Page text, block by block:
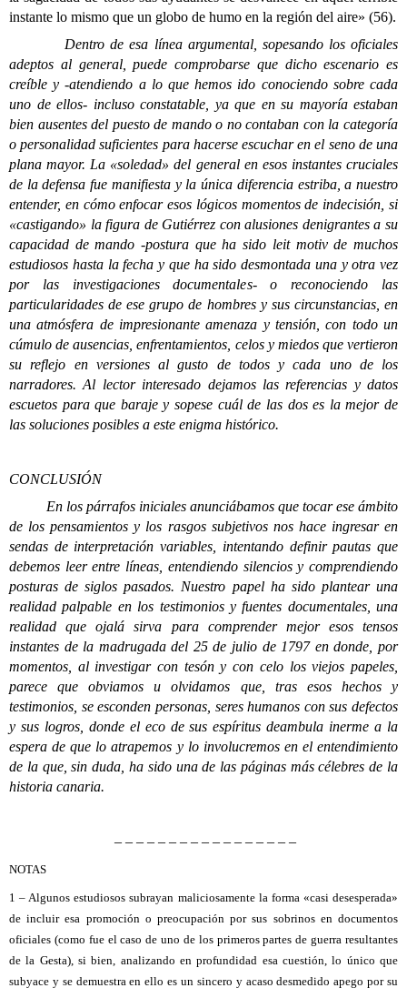
instante lo mismo que un globo de humo en la región del aire» (56).
Dentro de esa línea argumental, sopesando los oficiales
adeptos al general, puede comprobarse que dicho escenario es
creíble y -atendiendo a lo que hemos ido conociendo sobre cada
uno de ellos- incluso constatable, ya que en su mayoría estaban
bien ausentes del puesto de mando o no contaban con la categoría
o personalidad suficientes para hacerse escuchar en el seno de una
plana mayor. La «soledad» del general en esos instantes cruciales
de la defensa fue manifiesta y la única diferencia estriba, a nuestro
entender, en cómo enfocar esos lógicos momentos de indecisión, si
«castigando» la figura de Gutiérrez con alusiones denigrantes a su
capacidad de mando -postura que ha sido leit motiv de muchos
estudiosos hasta la fecha y que ha sido desmontada una y otra vez
por las investigaciones documentales- o reconociendo las
particularidades de ese grupo de hombres y sus circunstancias, en
una atmósfera de impresionante amenaza y tensión, con todo un
cúmulo de ausencias, enfrentamientos, celos y miedos que vertieron
su reflejo en versiones al gusto de todos y cada uno de los
narradores. Al lector interesado dejamos las referencias y datos
escuetos para que baraje y sopese cuál de las dos es la mejor de
las soluciones posibles a este enigma histórico.
CONCLUSIÓN
En los párrafos iniciales anunciábamos que tocar ese ámbito
de los pensamientos y los rasgos subjetivos nos hace ingresar en
sendas de interpretación variables, intentando definir pautas que
debemos leer entre líneas, entendiendo silencios y comprendiendo
posturas de siglos pasados. Nuestro papel ha sido plantear una
realidad palpable en los testimonios y fuentes documentales, una
realidad que ojalá sirva para comprender mejor esos tensos
instantes de la madrugada del 25 de julio de 1797 en donde, por
momentos, al investigar con tesón y con celo los viejos papeles,
parece que obviamos u olvidamos que, tras esos hechos y
testimonios, se esconden personas, seres humanos con sus defectos
y sus logros, donde el eco de sus espíritus deambula inerme a la
espera de que lo atrapemos y lo involucremos en el entendimiento
de la que, sin duda, ha sido una de las páginas más célebres de la
historia canaria.
– – – – – – – – – – – – – – – – –
NOTAS
1 – Algunos estudiosos subrayan maliciosamente la forma «casi desesperada»
de incluir esa promoción o preocupación por sus sobrinos en documentos
oficiales (como fue el caso de uno de los primeros partes de guerra resultantes
de la Gesta), si bien, analizando en profundidad esa cuestión, lo único que
subyace y se demuestra en ello es un sincero y acaso desmedido apego por su